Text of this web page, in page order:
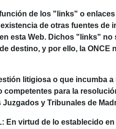
de los "links" o
de otras fuentes de
esta Web. Dichos "links"
destino, y por ello, la
litigiosa o que incumba
competentes para la
y Tribunales de
En virtud de lo establecido